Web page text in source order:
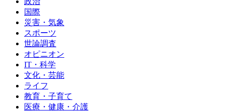
国際
災害・気象
スポーツ
世論調査
オピニオン
IT・科学
文化・芸能
ライフ
教育・子育て
医療・健康・介護